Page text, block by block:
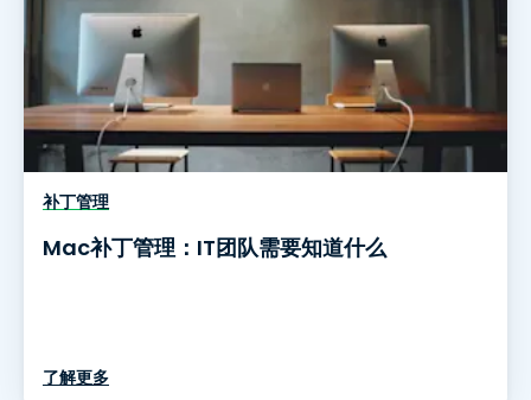
补丁管理
Mac补丁管理：IT团队需要知道什么
了解更多